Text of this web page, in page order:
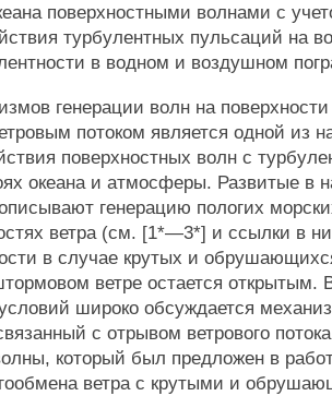
поверхностными волнами с
турбулентных пульсаций на
в водном и воздушном
генерации волн на поверхности
потоком является одной из
поверхностных волн с
океана и атмосферы. Развитые в
генерацию пологих
ветра (см. [1*—3*] и ссылки в
в случае крутых и
ветре остается открытым.
широко обсуждается
с отрывом ветрового
который был предложен в
ветра с крутыми и